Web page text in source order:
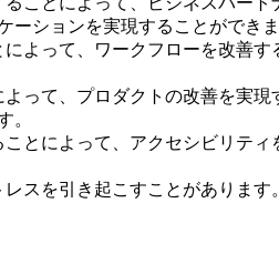
ーションを実現することができま
よって、ワークフローを改善
って、プロダクトの改善を実
。
とによって、アクセシビリテ
スを引き起こすことがありま